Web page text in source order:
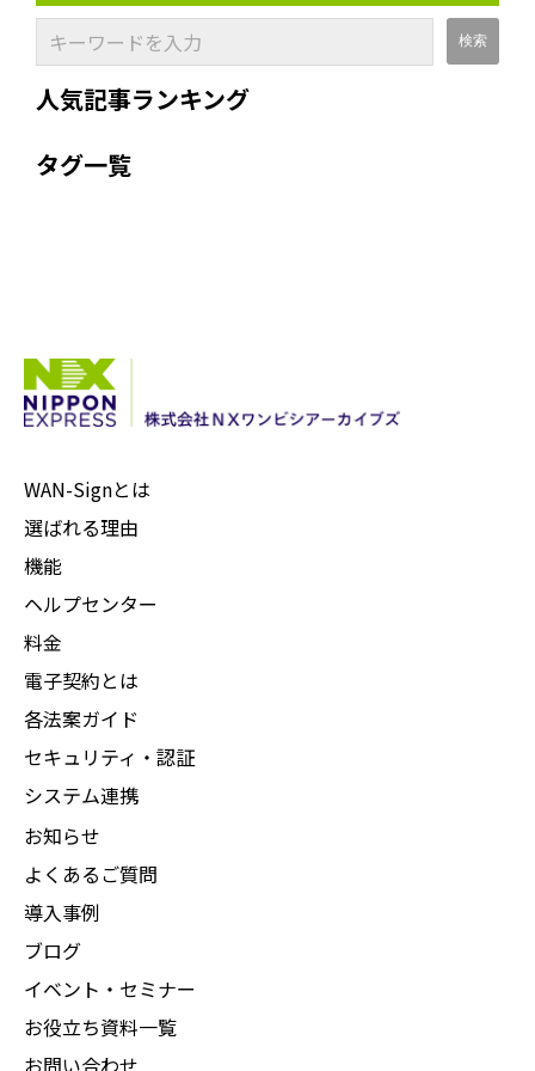
人気記事ランキング
タグ一覧
WAN-Signとは
選ばれる理由
機能
ヘルプセンター
料金
電子契約とは
各法案ガイド
セキュリティ・認証
システム連携
お知らせ
よくあるご質問
導入事例
ブログ
イベント・セミナー
お役立ち資料一覧